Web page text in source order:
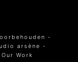
-
arsène -
Work